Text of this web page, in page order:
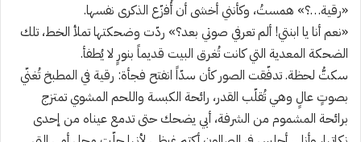
«رقية…؟» همستُ، وكأنني أخشى أن أُفزّع الذكرى نفسها.
«نعم أنا يا ابنتي! ألم تعرفي صوتي بعد؟» ردّت وضحكتها تملأ الخط، تلك
الضحكة المعدية التي كانت تُغرق البيت قديماً بنورٍ لا يُطفأ.
سكتُّ لحظة. تدفّقت الصور كأن سدّاً انفتح فجأة: رقية في المطبخ تُغنّي
بصوتٍ عالٍ وهي تُقلّب القدر، رائحة الكبسة واللحم المشوي تمتزج
برائحة المشموم من الشرفة، أبي يضحك حتى تدمع عيناه من إحدى